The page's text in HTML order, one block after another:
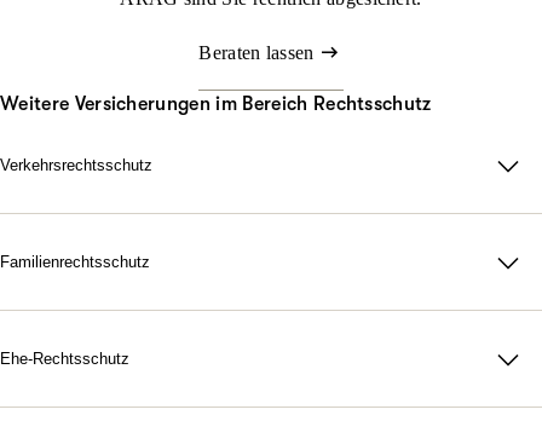
Beraten lassen
Weitere Versicherungen im Bereich Rechtsschutz
Verkehrsrechtsschutz
Verkehrsrechtsschutz dafür, dass Sie zu Ihrem Recht kommen.
Jetzt konfigurieren Beraten lassen
Familienrechtsschutz
dem Leben gelassen gegenüber. Denn durch unsere flexiblen
ausfallen soll.
Ehe-Rechtsschutz